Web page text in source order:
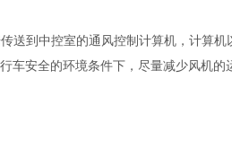
送到中控室的通风控制计算机，计算机
车安全的环境条件下，尽量减少风机的